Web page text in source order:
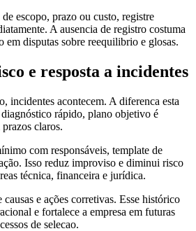
escopo, prazo ou custo, registre
A ausencia de registro costuma
em disputas sobre reequilibrio e glosas.
e resposta a incidentes
incidentes acontecem. A diferenca esta
rápido, plano objetivo é
claros.
com responsáveis, template de
Isso reduz improviso e diminui risco
técnica, financeira e jurídica.
e ações corretivas. Esse histórico
e fortalece a empresa em futuras
de selecao.